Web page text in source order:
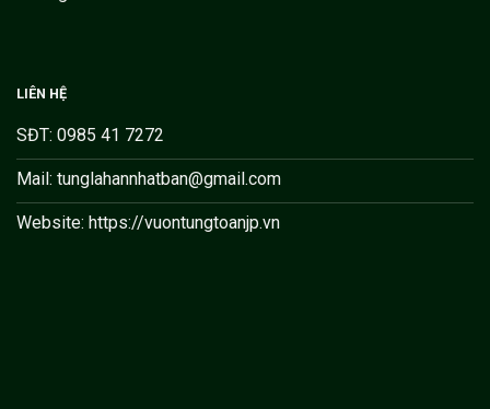
LIÊN HỆ
SĐT: 0985 41 7272
Mail: tunglahannhatban@gmail.com
Website: https://vuontungtoanjp.vn